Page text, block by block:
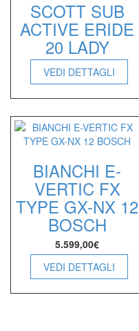
SCOTT SUB
ACTIVE ERIDE
20 LADY
VEDI DETTAGLI
BIANCHI E-
VERTIC FX
TYPE GX-NX 12
BOSCH
5.599,00€
VEDI DETTAGLI